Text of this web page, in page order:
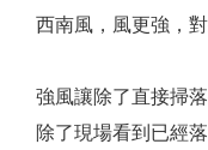
西南風，風更強，
強風讓除了直接掃
除了現場看到已經